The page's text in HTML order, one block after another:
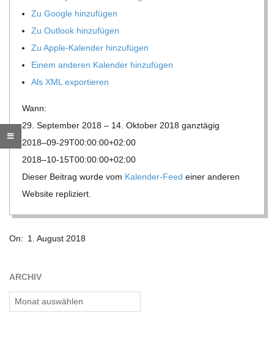
R
E
G
O
L
D
C
Zu Google hinzufügen
Zu Out­look hinzufügen
Zu Apple-Kalen­der hinzufügen
Einem ande­ren Kalen­der hinzufügen
Als XML exportieren
Wann:
29. Sep­tem­ber 2018 – 14. Okto­ber 2018 ganz­tä­gig
2018–09-29T00:00:00+02:00
2018–10-15T00:00:00+02:00
Die­ser Bei­trag wurde vom Kalen­der-Feed einer ande­ren
Web­site repliziert.
08-
On: 1. August 2018
ARCHIV
Archiv